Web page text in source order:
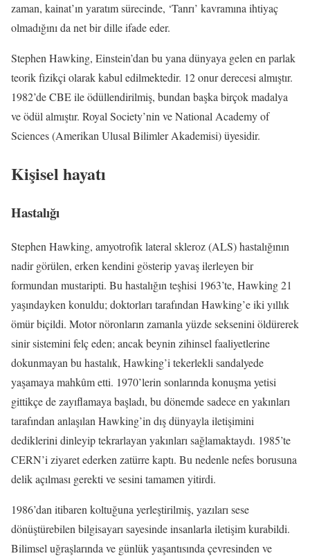
zaman, kainat’ın yaratım sürecinde, ‘Tanrı’ kavramına ihtiyaç
olmadığını da net bir dille ifade eder.
Stephen Hawking, Einstein’dan bu yana dünyaya gelen en parlak
teorik fizikçi olarak kabul edilmektedir. 12 onur derecesi almıştır.
1982’de CBE ile ödüllendirilmiş, bundan başka birçok madalya
ve ödül almıştır. Royal Society’nin ve National Academy of
Sciences (Amerikan Ulusal Bilimler Akademisi) üyesidir.
Kişisel hayatı
Hastalığı
Stephen Hawking, amyotrofik lateral skleroz (ALS) hastalığının
nadir görülen, erken kendini gösterip yavaş ilerleyen bir
formundan mustaripti. Bu hastalığın teşhisi 1963’te, Hawking 21
yaşındayken konuldu; doktorları tarafından Hawking’e iki yıllık
ömür biçildi. Motor nöronların zamanla yüzde seksenini öldürerek
sinir sistemini felç eden; ancak beynin zihinsel faaliyetlerine
dokunmayan bu hastalık, Hawking’i tekerlekli sandalyede
yaşamaya mahkûm etti. 1970’lerin sonlarında konuşma yetisi
gittikçe de zayıflamaya başladı, bu dönemde sadece en yakınları
tarafından anlaşılan Hawking’in dış dünyayla iletişimini
dediklerini dinleyip tekrarlayan yakınları sağlamaktaydı. 1985’te
CERN’i ziyaret ederken zatürre kaptı. Bu nedenle nefes borusuna
delik açılması gerekti ve sesini tamamen yitirdi.
1986’dan itibaren koltuğuna yerleştirilmiş, yazıları sese
dönüştürebilen bilgisayarı sayesinde insanlarla iletişim kurabildi.
Bilimsel uğraşlarında ve günlük yaşantısında çevresinden ve